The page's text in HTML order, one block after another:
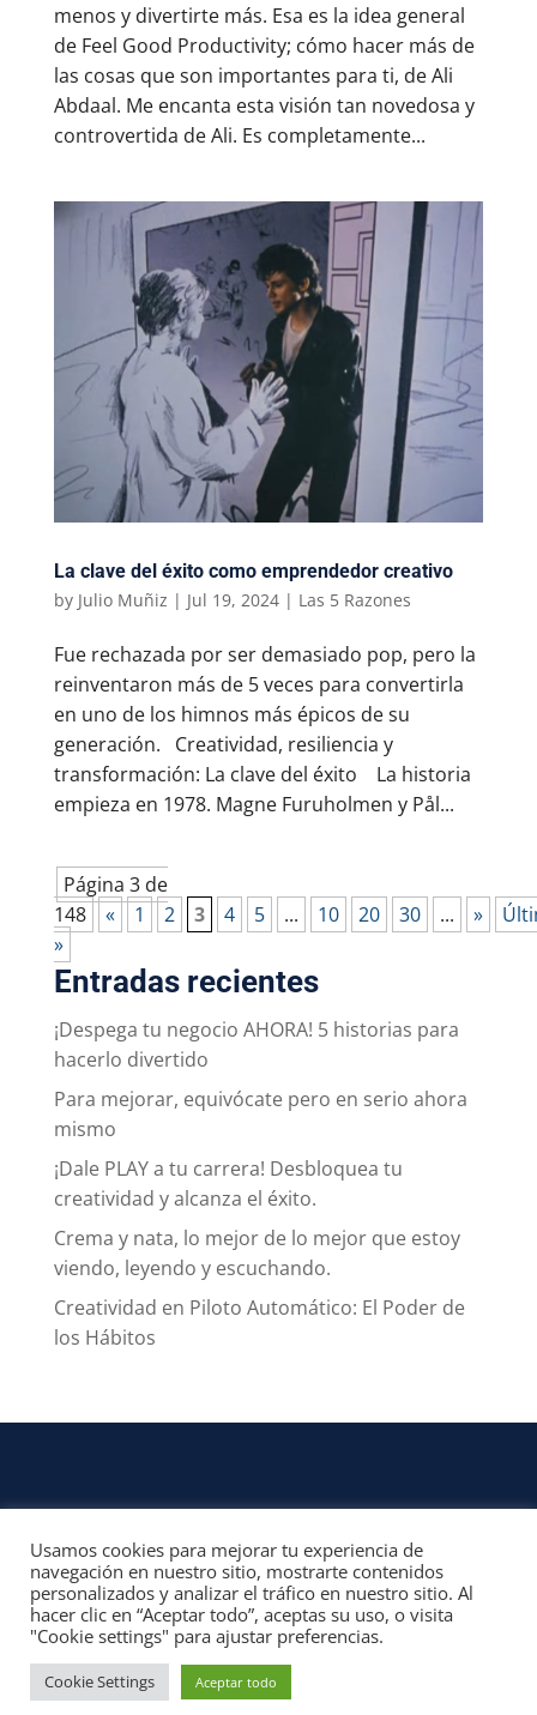
menos y divertirte más. Esa es la idea general
de Feel Good Productivity; cómo hacer más de
las cosas que son importantes para ti, de Ali
Abdaal. Me encanta esta visión tan novedosa y
controvertida de Ali. Es completamente...
La clave del éxito como emprendedor creativo
by Julio Muñiz | Jul 19, 2024| Las 5 Razones
Fue rechazada por ser demasiado pop, pero la
reinventaron más de 5 veces para convertirla
en uno de los himnos más épicos de su
generación. Creatividad, resiliencia y
transformación: La clave del éxito La historia
empieza en 1978. Magne Furuholmen y Pål...
Página 3 de
148
« 1 2 3 4 5 ... 10 20 30 ... »
»
Entradas recientes
¡Despega tu negocio AHORA! 5 historias para
hacerlo divertido
Para mejorar, equivócate pero en serio ahora
mismo
¡Dale PLAY a tu carrera! Desbloquea tu
creatividad y alcanza el éxito.
Crema y nata, lo mejor de lo mejor que estoy
viendo, leyendo y escuchando.
Creatividad en Piloto Automático: El Poder de
los Hábitos
CONTACTO
© 2022, Unofficial Media, LLC – Reservados todos los derechos | All rights
reserved
Aviso Legal y Términos de Uso del Sitio|Aviso Programas Afiliados,
Usamos cookies para mejorar tu experiencia de
navegación en nuestro sitio, mostrarte contenidos
personalizados y analizar el tráfico en nuestro sitio. Al
hacer clic en “Aceptar todo”, aceptas su uso, o visita
"Cookie settings" para ajustar preferencias.
Cookie Settings Aceptar todo